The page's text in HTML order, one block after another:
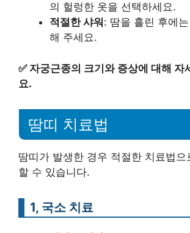
의 헐렁한 옷을 선택하세요.
적절한 샤워 : 땀을 흘린 후에
해 주세요.
✅ 자궁근종의 크기와 증상에 대해 자
요.
땀띠 치료법
땀띠가 발생한 경우 적절한 치료법
할 수 있습니다.
1, 국소 치료